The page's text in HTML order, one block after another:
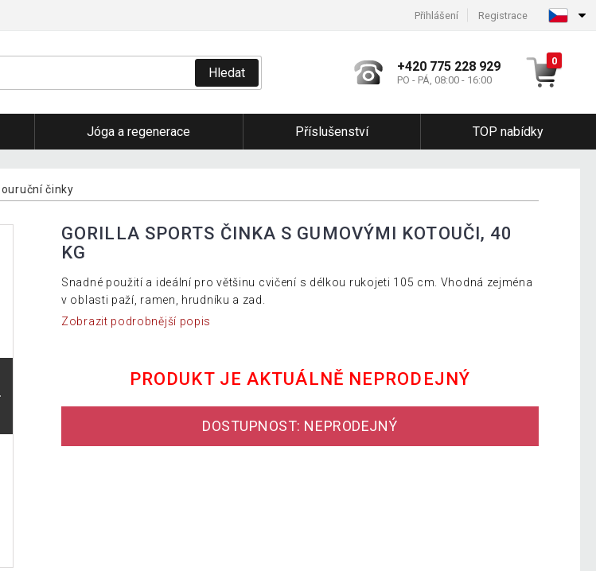
Přihlášení Registrace
Hledat +420 775 228 929
PO - PÁ, 08:00 - 16:00
0
Jóga a regenerace Příslušenství TOP nabídky
činky
GORILLA SPORTS ČINKA S GUMOVÝMI KOTOUČI, 40
KG
Snadné použití a ideální pro většinu cvičení s délkou rukojeti 105 cm. Vhodná zejména
v oblasti paží, ramen, hrudníku a zad.
Zobrazit podrobnější popis
PRODUKT JE AKTUÁLNĚ NEPRODEJNÝ
DOSTUPNOST: NEPRODEJNÝ